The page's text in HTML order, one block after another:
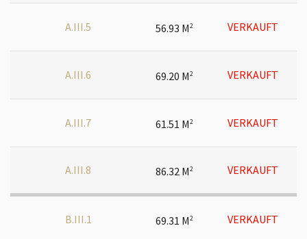
A.III.5 56.93 M2 VERKAUFT
A.III.6 69.20 M2 VERKAUFT
A.III.7 61.51 M2 VERKAUFT
A.III.8 86.32 M2 VERKAUFT
B.III.1 69.31 M2 VERKAUFT